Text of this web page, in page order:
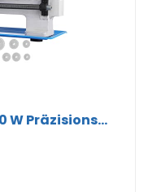
W Präzisions...